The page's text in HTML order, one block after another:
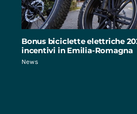
Bonus biciclette elettriche
incentivi in Emilia-Romagna
News